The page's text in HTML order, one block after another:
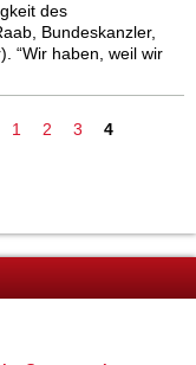
des
Bundeskanzler,
“Wir haben, weil wir
1 2 3 4